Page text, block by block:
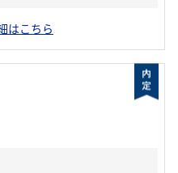
はこちら